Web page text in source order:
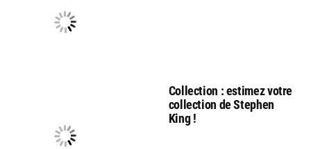
Collection : estimez votre
collection de Stephen
King !